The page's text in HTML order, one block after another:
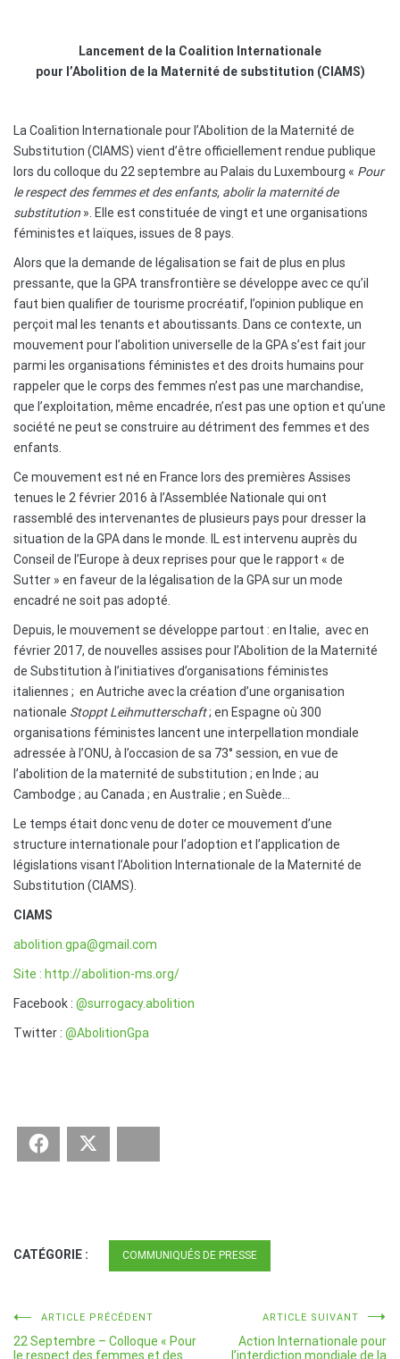
Lancement de la Coalition Internationale
pour l’Abolition de la Maternité de substitution (CIAMS)
La Coalition Internationale pour l’Abolition de la Maternité de
Substitution (CIAMS) vient d’être officiellement rendue publique
lors du colloque du 22 septembre au Palais du Luxembourg « Pour
le respect des femmes et des enfants, abolir la maternité de
substitution ». Elle est constituée de vingt et une organisations
féministes et laïques, issues de 8 pays.
Alors que la demande de légalisation se fait de plus en plus
pressante, que la GPA transfrontière se développe avec ce qu’il
faut bien qualifier de tourisme procréatif, l’opinion publique en
perçoit mal les tenants et aboutissants. Dans ce contexte, un
mouvement pour l’abolition universelle de la GPA s’est fait jour
parmi les organisations féministes et des droits humains pour
rappeler que le corps des femmes n’est pas une marchandise,
que l’exploitation, même encadrée, n’est pas une option et qu’une
société ne peut se construire au détriment des femmes et des
enfants.
Ce mouvement est né en France lors des premières Assises
tenues le 2 février 2016 à l’Assemblée Nationale qui ont
rassemblé des intervenantes de plusieurs pays pour dresser la
situation de la GPA dans le monde. IL est intervenu auprès du
Conseil de l’Europe à deux reprises pour que le rapport « de
Sutter » en faveur de la légalisation de la GPA sur un mode
encadré ne soit pas adopté.
Depuis, le mouvement se développe partout : en Italie, avec en
février 2017, de nouvelles assises pour l’Abolition de la Maternité
de Substitution à l’initiatives d’organisations féministes
italiennes ; en Autriche avec la création d’une organisation
nationale Stoppt Leihmutterschaft; en Espagne où 300
organisations féministes lancent une interpellation mondiale
adressée à l’ONU, à l’occasion de sa 73° session, en vue de
l’abolition de la maternité de substitution ; en Inde ; au
Cambodge ; au Canada ; en Australie ; en Suède…
Le temps était donc venu de doter ce mouvement d’une
structure internationale pour l’adoption et l’application de
législations visant l’Abolition Internationale de la Maternité de
Substitution (CIAMS).
CIAMS
abolition .gpa@gmail.com
Site : http://abolition-ms.org/
Facebook : @surrogacy.abolition
Twitter : @AbolitionGpa
Facebook
CATÉGORIE : COMMUNIQUÉS DE PRESSE
Navigation
ARTICLE PRÉCÉDENT
22 Septembre – Colloque « Pour
le respect des femmes et des
ARTICLE SUIVANT
Action Internationale pour
l’interdiction mondiale de la